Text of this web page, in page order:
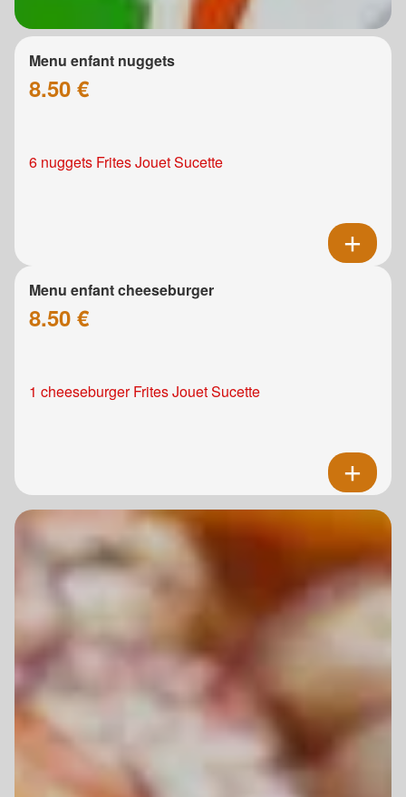
Menu enfant nuggets
8.50 €
6 nuggets Frites Jouet Sucette
Menu enfant cheeseburger
8.50 €
1 cheeseburger Frites Jouet Sucette